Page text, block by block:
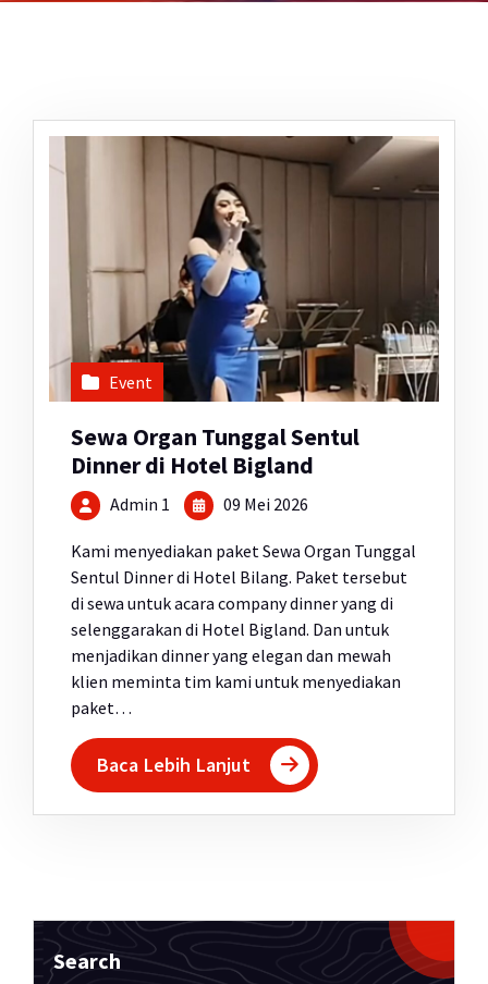
Event
Sewa Organ Tunggal Sentul
Dinner di Hotel Bigland
Admin 1 09 Mei 2026
Kami menyediakan paket Sewa Organ Tunggal
Sentul Dinner di Hotel Bilang. Paket tersebut
di sewa untuk acara company dinner yang di
selenggarakan di Hotel Bigland. Dan untuk
menjadikan dinner yang elegan dan mewah
klien meminta tim kami untuk menyediakan
paket…
Baca Lebih Lanjut
Search